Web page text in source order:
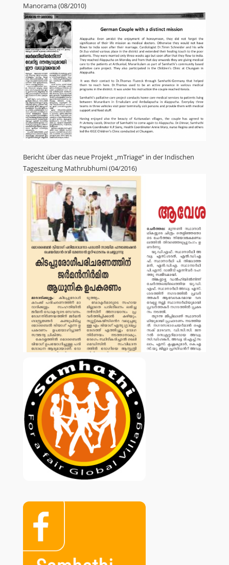
Manorama (08/2010)
Bericht über das neue Projekt „mTriage“ in der Indischen
Tageszeitung Mathrubhumi (04/2016)